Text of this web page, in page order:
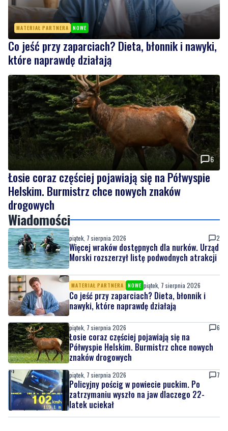
Co jeść przy zaparciach? Dieta, błonnik i nawyki,
które naprawdę działają
6
Łosie coraz częściej pojawiają się na Półwyspie
Helskim. Burmistrz chce nowych znaków
drogowych
Wiadomości
Morski rozszerzył listę podwodnych atrakcji
MATERIAŁ PARTNERA NOWE piątek, 7 sierpnia 2026
Co jeść przy zaparciach? Dieta, błonnik i
piątek, 7 sierpnia 2026
Łosie coraz częściej pojawiają się na
Półwyspie Helskim. Burmistrz chce nowych
znaków drogowych
piątek, 7 sierpnia 2026
Policyjny pościg w powiecie puckim. Po
zatrzymaniu wyszło na jaw dlaczego 22-
latek uciekał